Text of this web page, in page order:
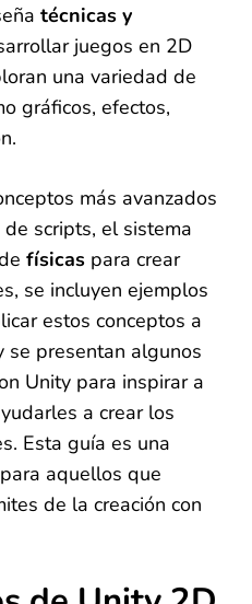
técnicas y
juegos en 2D
una variedad de
gráficos, efectos,
más avanzados
de scripts, el sistema
físicas para crear
se incluyen ejemplos
estos conceptos a
se presentan algunos
Unity para inspirar a
a crear los
Esta guía es una
aquellos que
de la creación con